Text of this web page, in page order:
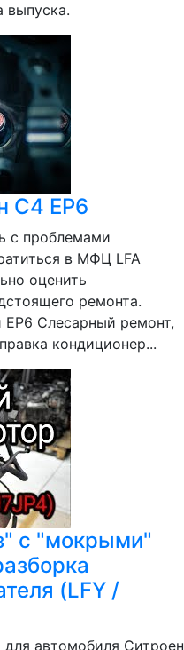
выпуска.
С4 EP6
с проблемами
в МФЦ LFA
оценить
ремонта.
Слесарный ремонт,
кондиционер...
с "мокрыми"
(LFY /
для автомобиля Ситроен